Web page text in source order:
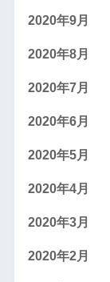
2020年9月
2020年8月
2020年7月
2020年6月
2020年5月
2020年4月
2020年3月
2020年2月